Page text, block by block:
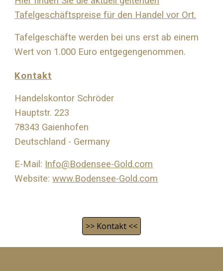
Tafelgeschäftspreise für den Handel vor Ort.
Tafelgeschäfte werden bei uns erst ab einem
Wert von 1.000 Euro entgegengenommen.
Kontakt
Handelskontor Schröder
Hauptstr. 223
78343 Gaienhofen
Deutschland - Germany
E-Mail: Info@Bodensee-Gold.com
Website:www.Bodensee-Gold.com
>> Kontakt <<